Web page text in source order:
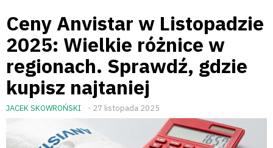
Ceny Anvistar w Listopadzie
2025: Wielkie różnice w
regionach. Sprawdź, gdzie
kupisz najtaniej
JACEK SKOWROŃSKI - 27 listopada 2025